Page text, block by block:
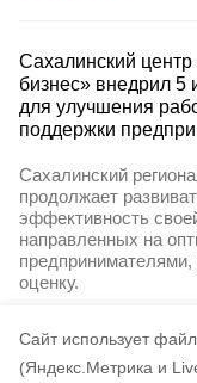
Cайт использует
(Яндекс.Метрика и
Сахалинский
бизнес» внедрил 5
для улучшения
поддержки
Сахалинский
продолжает
эффективность
направленных на
оценку.